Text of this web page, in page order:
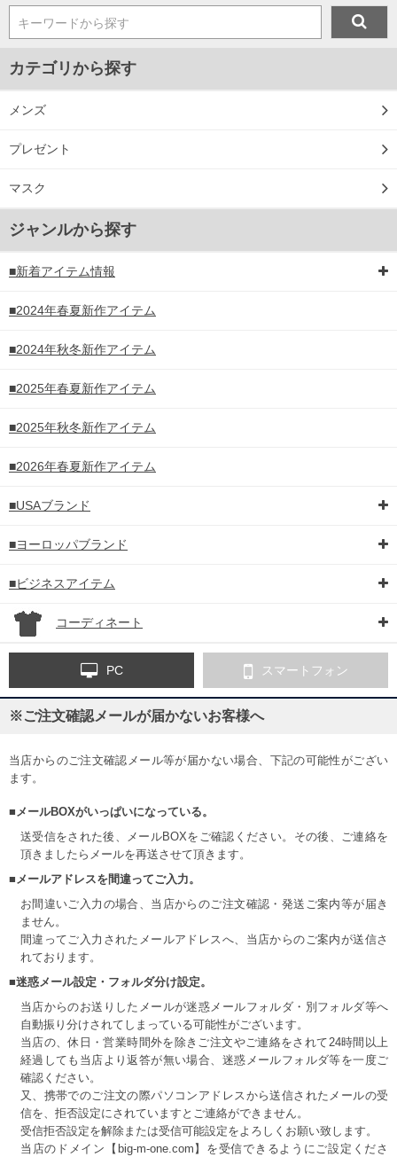
キーワードから探す
カテゴリから探す
メンズ
プレゼント
マスク
ジャンルから探す
■新着アイテム情報
■2024年春夏新作アイテム
■2024年秋冬新作アイテム
■2025年春夏新作アイテム
■2025年秋冬新作アイテム
■2026年春夏新作アイテム
■USAブランド
■ヨーロッパブランド
■ビジネスアイテム
コーディネート
PC スマートフォン
※ご注文確認メールが届かないお客様へ
当店からのご注文確認メール等が届かない場合、下記の可能性がござい
ます。
■メールBOXがいっぱいになっている。
送受信をされた後、メールBOXをご確認ください。その後、ご連絡を
頂きましたらメールを再送させて頂きます。
■メールアドレスを間違ってご入力。
お間違いご入力の場合、当店からのご注文確認・発送ご案内等が届き
ません。
間違ってご入力されたメールアドレスへ、当店からのご案内が送信さ
れております。
■迷惑メール設定・フォルダ分け設定。
当店からのお送りしたメールが迷惑メールフォルダ・別フォルダ等へ
自動振り分けされてしまっている可能性がございます。
当店の、休日・営業時間外を除きご注文やご連絡をされて24時間以上
経過しても当店より返答が無い場合、迷惑メールフォルダ等を一度ご
確認ください。
又、携帯でのご注文の際パソコンアドレスから送信されたメールの受
信を、拒否設定にされていますとご連絡ができません。
受信拒否設定を解除または受信可能設定をよろしくお願い致します。
当店のドメイン【big-m-one.com】を受信できるようにご設定くださ